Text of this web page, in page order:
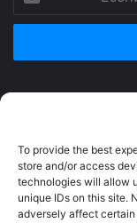
To provide the best
store and/or access
technologies will allow
unique IDs on this site.
adversely affect
correo